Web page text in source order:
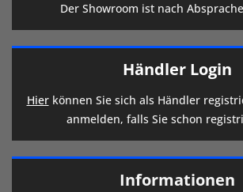
Der Showroom ist nach
Händler Login
Hierkönnen Sie sich als Händler
anmelden, falls Sie schon
Informationen